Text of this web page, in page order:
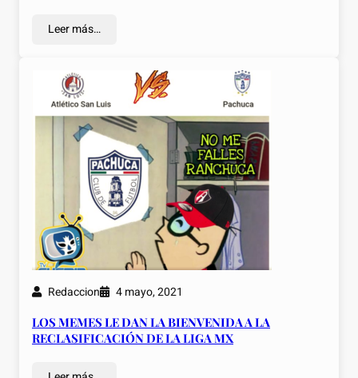
Leer más…
Redaccion 4 mayo, 2021
LOS MEMES LE DAN LA BIENVENIDA A LA
RECLASIFICACIÓN DE LA LIGA MX